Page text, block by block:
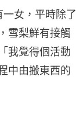
女，平時除了
雪梨鮮有接觸
我覺得個活動
中由搬東西的